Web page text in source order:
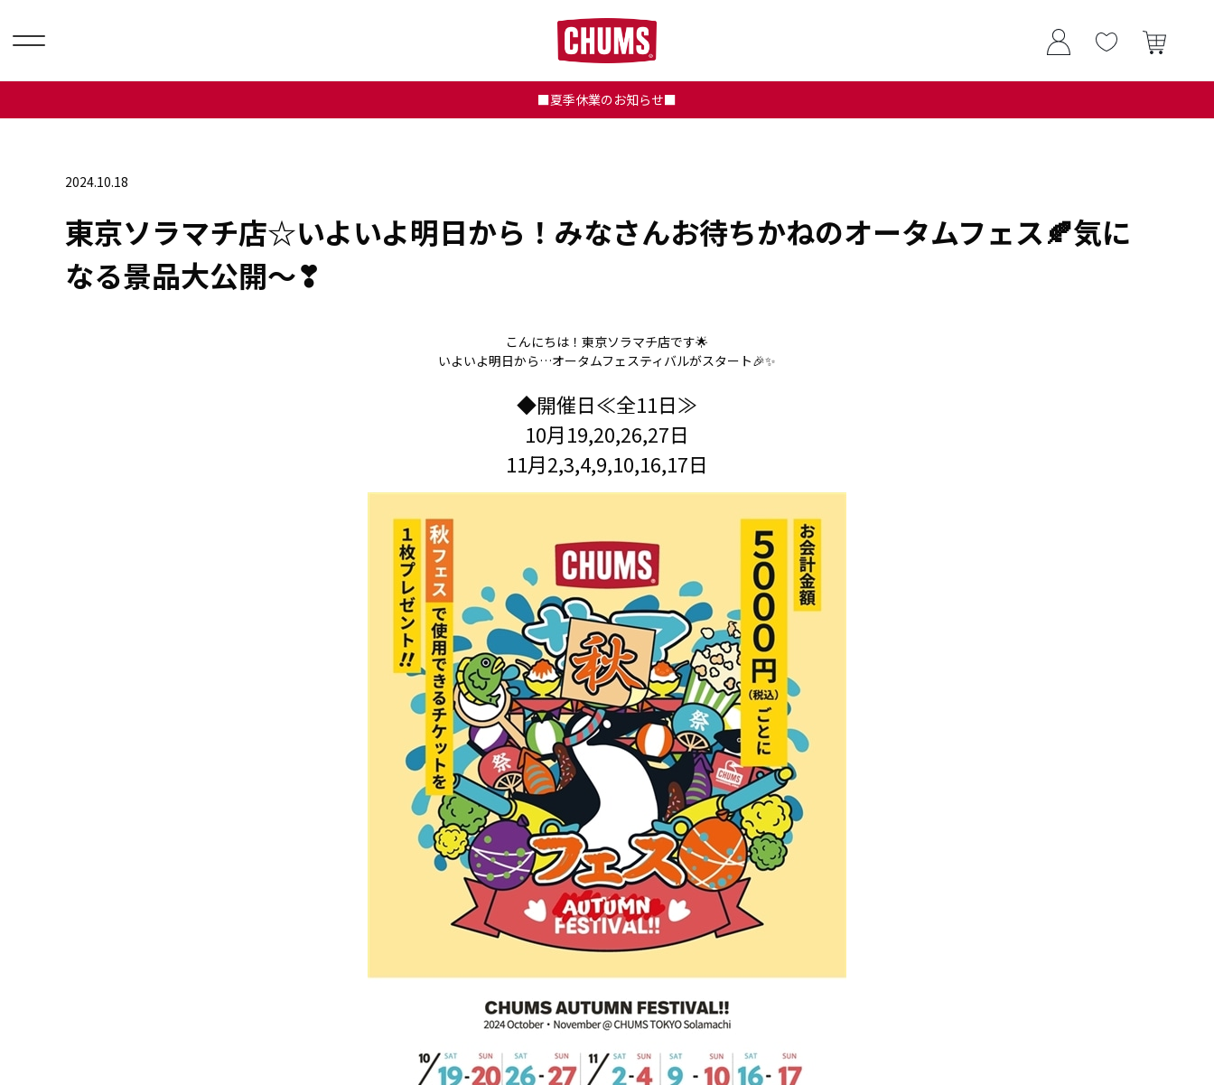
■夏季休業のお知らせ■
2024.10.18
東京ソラマチ店☆いよいよ明日から！みなさんお待ちかねのオータムフェス🍂気に
なる景品大公開～❣
こんにちは！東京ソラマチ店です🌟
いよいよ明日から…オータムフェスティバルがスタート🎉✨
◆開催日≪全11日≫
10月19,20,26,27日
11月2,3,4,9,10,16,17日